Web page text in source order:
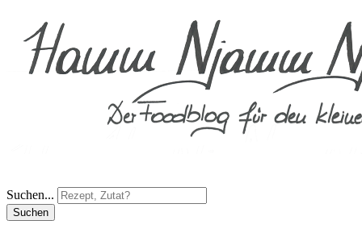
Suchen...
Suchen